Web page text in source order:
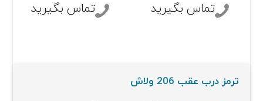
تماس بگیرید تماس بگیرید
ترمز درب عقب 206 ولاش